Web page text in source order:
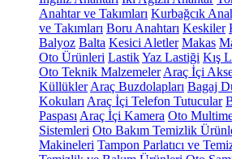
Anahtar ve Takımları Kurbağcık
ve Takımları Boru Anahtarı Keskiler
Balyoz Balta Kesici Aletler Makas
Oto Ürünleri LastikYaz Lastiği Kış
Oto Teknik Malzemeler Araç İçi
Küllükler Araç Buzdolapları Bagaj
Kokuları Araç İçi Telefon Tutucular
Paspası Araç İçi Kamera Oto
Sistemleri Oto Bakım Temizlik
Makineleri Tampon Parlatıcı ve